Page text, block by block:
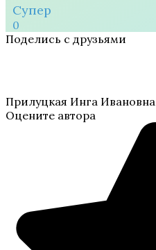
Супер
0
Поделись с друзьями
Прилуцкая Инга Ивановна
Оцените автора